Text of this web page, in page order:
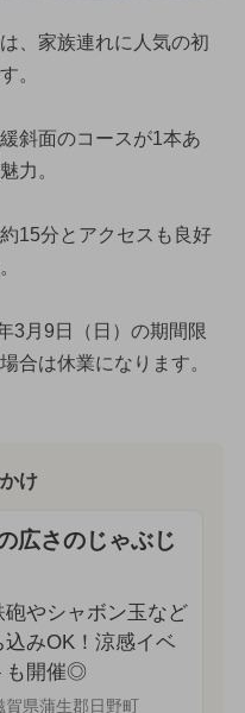
、家族連れに人気の初
。
斜面のコースが1本あ
力。
15分とアクセスも良好
3月9日（日）の期間限
合は休業になります。
け
広さのじゃぶじ
砲やシャボン玉など
込みOK！涼感イベ
も開催◎
賀県蒲生郡日野町